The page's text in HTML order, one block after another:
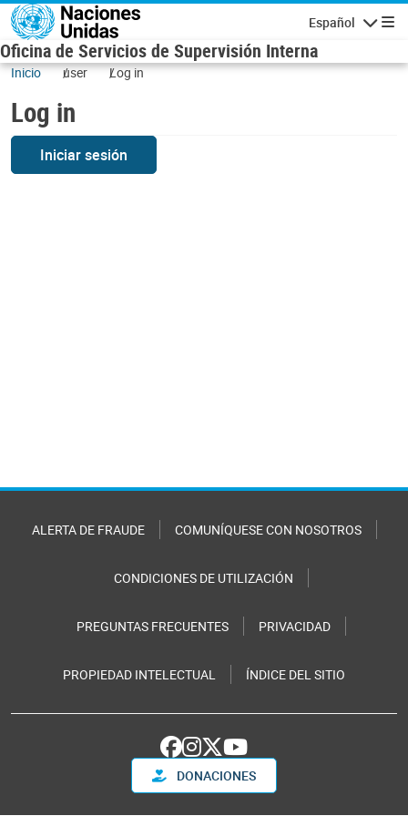
Skip to main content
Español
Oficina de Servicios de Supervisión Interna
Inicio user Log in
Log in
Iniciar sesión
ALERTA DE FRAUDE COMUNÍQUESE CON NOSOTROS
CONDICIONES DE UTILIZACIÓN
PREGUNTAS FRECUENTES PRIVACIDAD
PROPIEDAD INTELECTUAL ÍNDICE DEL SITIO
DONACIONES